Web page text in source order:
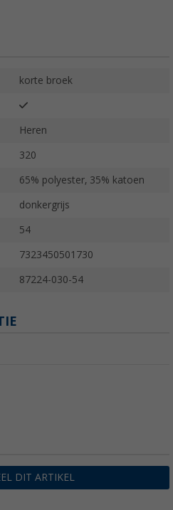
korte broek
Heren
320
65% polyester, 35% katoen
donkergrijs
54
7323450501730
87224-030-54
DIT ARTIKEL